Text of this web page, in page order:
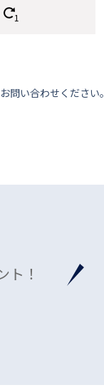
い合わせください。
ト！